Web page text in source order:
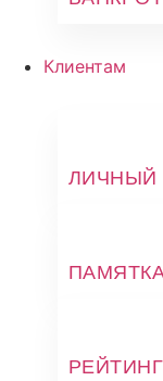
Клиентам
ЛИЧНЫЙ